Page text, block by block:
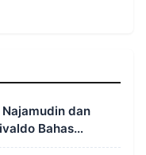
Najamudin dan
Bahas